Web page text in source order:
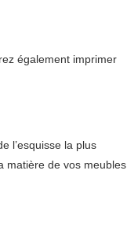
également imprimer
l’esquisse la plus
matière de vos meubles